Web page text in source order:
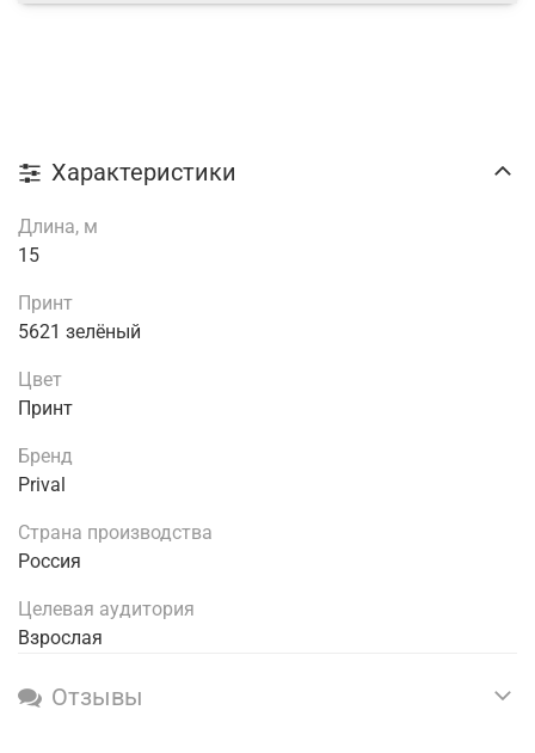
Характеристики
Длина, м
15
Принт
5621 зелёный
Цвет
Принт
Бренд
Prival
Страна производства
Россия
Целевая аудитория
Взрослая
Отзывы